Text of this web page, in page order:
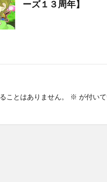
ーズ１３周年】
ことはありません。 ※ が付い